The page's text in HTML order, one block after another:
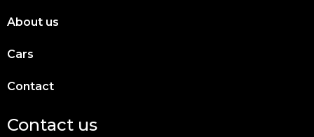
About us
Cars
Contact
Contact us